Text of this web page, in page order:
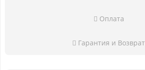
Оплата
Гарантия и Возврат